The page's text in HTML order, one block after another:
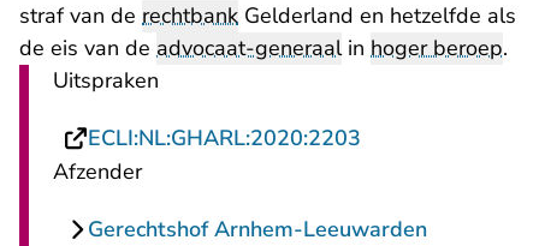
straf van de rechtbank Gelderland en hetzelfde als
de eis van de advocaat-generaalin hoger beroep.
Uitspraken
ECLI:NL:GHARL:2020:2203
Afzender
Gerechtshof Arnhem-Leeuwarden